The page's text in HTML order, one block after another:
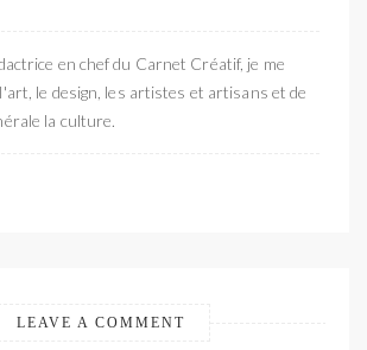
en chef du Carnet Créatif, je me
le design, les artistes et artisans et de
la culture.
LEAVE A COMMENT